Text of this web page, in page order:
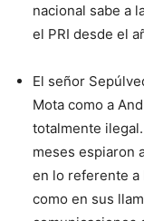
nacional sabe a
el PRI desde el
El señor
Mota como a
totalmente
meses espiaron
en lo referente a
como en sus